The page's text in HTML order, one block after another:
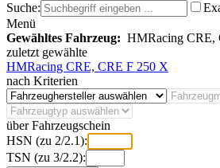
Suche:
Menü
Gewähltes Fahrzeug: HMRacing CRE,
zuletzt gewählte
HMRacing CRE, CRE F 250 X
nach Kriterien
über Fahrzeugschein
HSN (zu 2/2.1):
TSN (zu 3/2.2):